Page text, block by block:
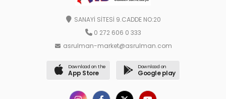
SANAYİ SİTESİ 9.CADDE NO:20
0 272 606 0 333
asrulman-market@asrulman.com
Download on the
App Store
Download on
Google play